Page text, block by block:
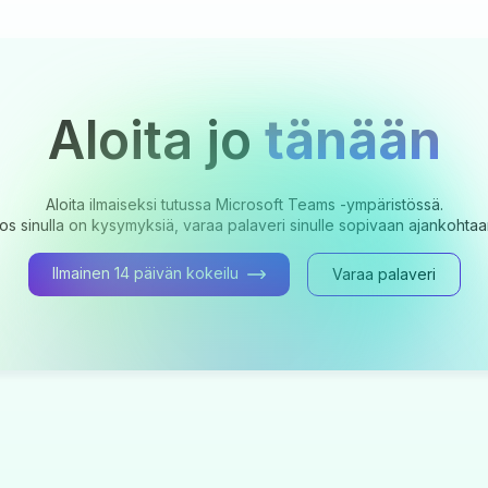
Aloita jotänään
Aloita ilmaiseksi tutussa Microsoft Teams -ympäristössä.
sinulla on kysymyksiä, varaa palaveri sinulle sopivaan
Ilmainen 14 päivän kokeilu Varaa palaveri